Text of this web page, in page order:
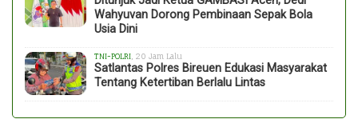
Wahyuvan Dorong Pembinaan Sepak Bola
Usia Dini
TNI-POLRI , 20 Jam Lalu
Satlantas Polres Bireuen Edukasi Masyarakat
Tentang Ketertiban Berlalu Lintas